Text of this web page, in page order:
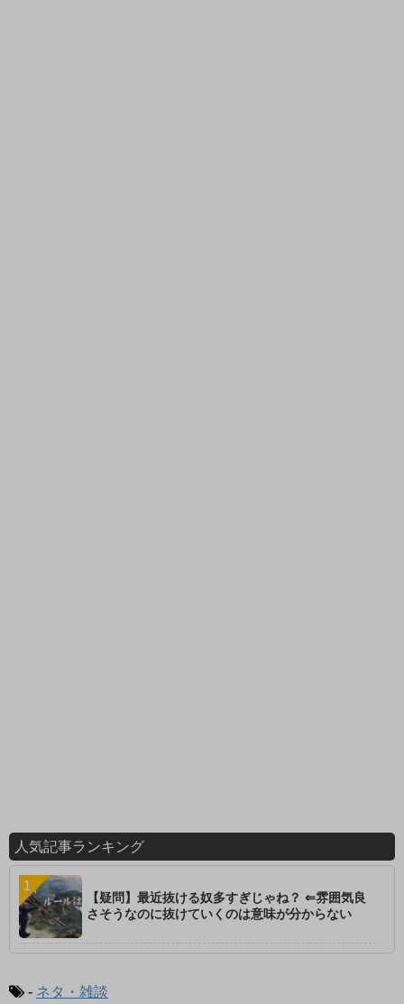
人気記事ランキング
【疑問】最近抜ける奴多すぎじゃね？ ⇐雰囲気良
さそうなのに抜けていくのは意味が分からない
- ネタ・雑談